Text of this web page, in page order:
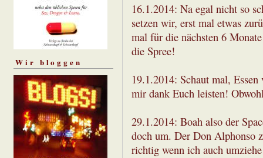
Wir bloggen
16.1.2014: Na egal nicht so
setzen wir, erst mal etwas
mal für die nächsten 6
die Spree!
19.1.2014: Schaut mal,
mir dank Euch leisten!
29.1.2014: Boah also der
doch um. Der Don Alphonso
richtig wenn ich auch